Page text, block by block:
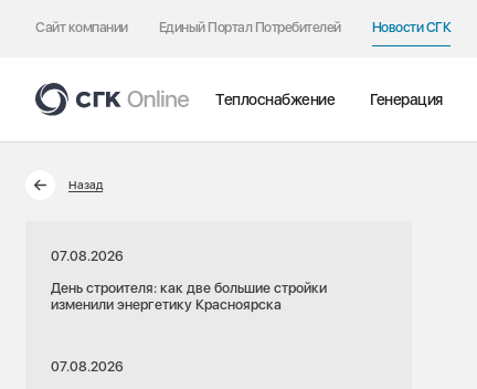
Сайт компании Единый Портал Потребителей Новости СГК
Теплоснабжение Генерация
Назад
07.08.2026
День строителя: как две большие стройки
изменили энергетику Красноярска
07.08.2026